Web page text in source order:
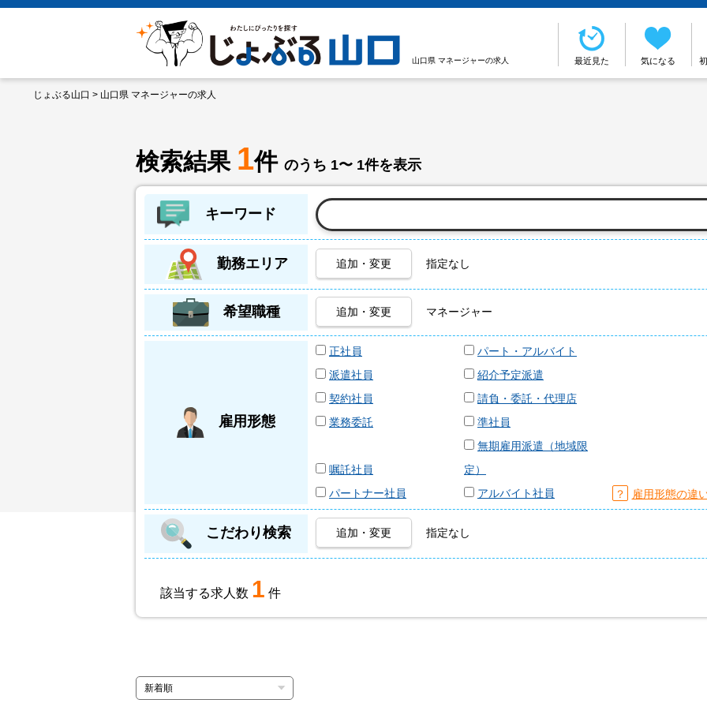
山口県 マネージャーの求人 最近見た 気になる
じょぶる山口 > 山口県 マネージャーの求人
検索結果 1件 のうち 1〜 1件を表示
キーワード
勤務エリア 追加・変更 指定なし
希望職種 追加・変更 マネージャー
雇用形態
正社員
パート・アルバイト
派遣社員
紹介予定派遣
契約社員
請負・委託・代理店
業務委託
準社員
嘱託社員
無期雇用派遣（地域限
定）
パートナー社員
アルバイト社員 ？ 雇用形態の違
こだわり検索 追加・変更 指定なし
該当する求人数 1 件